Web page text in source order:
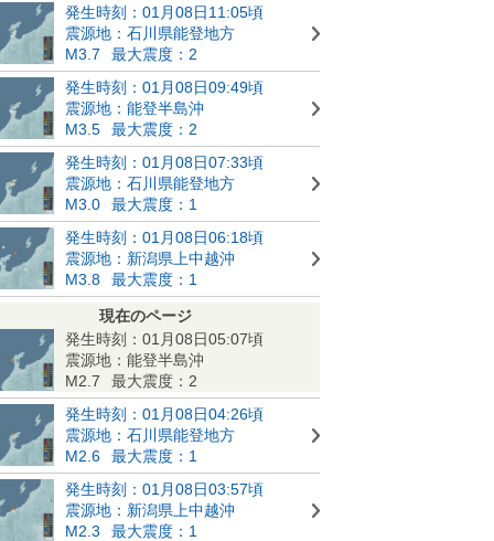
発生時刻：01月08日11:05頃
震源地：石川県能登地方
M3.7
最大震度：2
発生時刻：01月08日09:49頃
震源地：能登半島沖
M3.5
最大震度：2
発生時刻：01月08日07:33頃
震源地：石川県能登地方
M3.0
最大震度：1
発生時刻：01月08日06:18頃
震源地：新潟県上中越沖
M3.8
最大震度：1
現在のページ
発生時刻：01月08日05:07頃
震源地：能登半島沖
M2.7
最大震度：2
発生時刻：01月08日04:26頃
震源地：石川県能登地方
M2.6
最大震度：1
発生時刻：01月08日03:57頃
震源地：新潟県上中越沖
M2.3
最大震度：1